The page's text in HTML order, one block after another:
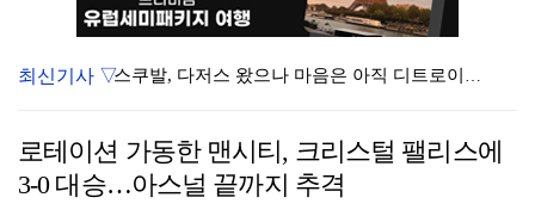
스쿠발, 다저스 왔으나 마음은 아직 디트로이트에…"다시…
[ST포토] 볼 노려보는 박현경
최신기사 ▽
로테이션 가동한 맨시티, 크리스털 팰리스에
3-0 대승…아스널 끝까지 추격